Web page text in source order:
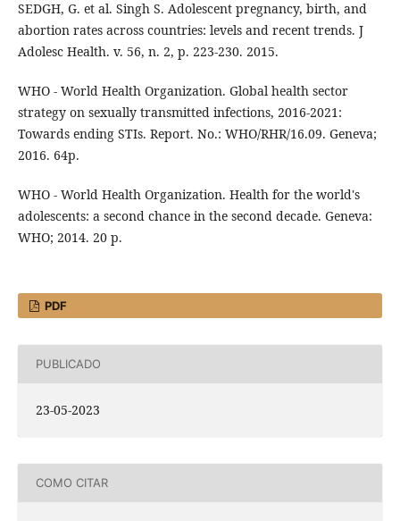
SEDGH, G. et al. Singh S. Adolescent pregnancy, birth, and
abortion rates across countries: levels and recent trends. J
Adolesc Health. v. 56, n. 2, p. 223-230. 2015.
WHO - World Health Organization. Global health sector
strategy on sexually transmitted infections, 2016-2021:
Towards ending STIs. Report. No.: WHO/RHR/16.09. Geneva;
2016. 64p.
WHO - World Health Organization. Health for the world's
adolescents: a second chance in the second decade. Geneva:
WHO; 2014. 20 p.
PDF
PUBLICADO
23-05-2023
COMO CITAR